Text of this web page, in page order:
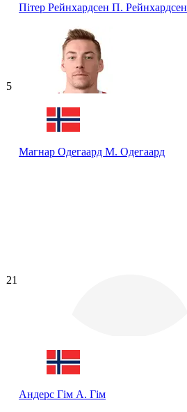
Пітер Рейнхардсен П. Рейнхардсен
5
Магнар Одегаард М. Одегаард
21
Андерс Гім А. Гім